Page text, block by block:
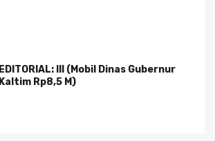
EDITORIAL: III (Mobil Dinas Gubernur
Kaltim Rp8,5 M)